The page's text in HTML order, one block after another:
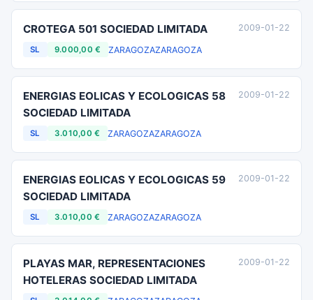
CROTEGA 501 SOCIEDAD LIMITADA
SL 9.000,00 € ZARAGOZAZARAGOZA
2009-01-22
ENERGIAS EOLICAS Y ECOLOGICAS 58
SOCIEDAD LIMITADA
SL 3.010,00 € ZARAGOZAZARAGOZA
2009-01-22
ENERGIAS EOLICAS Y ECOLOGICAS 59
SOCIEDAD LIMITADA
SL 3.010,00 € ZARAGOZAZARAGOZA
2009-01-22
PLAYAS MAR, REPRESENTACIONES
HOTELERAS SOCIEDAD LIMITADA
2009-01-22